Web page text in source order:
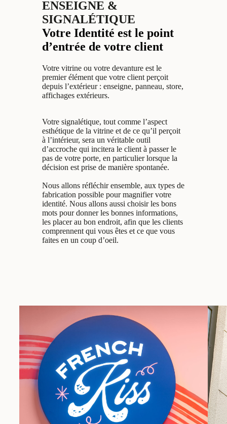
ENSEIGNE &
SIGNALÉTIQUE
Votre Identité est le point
d’entrée de votre client
Votre vitrine ou votre devanture est le
premier élément que votre client perçoit
depuis l’extérieur : enseigne, panneau, store,
affichages extérieurs.
Votre signalétique, tout comme l’aspect
esthétique de la vitrine et de ce qu’il perçoit
à l’intérieur, sera un véritable outil
d’accroche qui incitera le client à passer le
pas de votre porte, en particulier lorsque la
décision est prise de manière spontanée.
Nous allons réfléchir ensemble, aux types de
fabrication possible pour magnifier votre
identité. Nous allons aussi choisir les bons
mots pour donner les bonnes informations,
les placer au bon endroit, afin que les clients
comprennent qui vous êtes et ce que vous
faites en un coup d’oeil.